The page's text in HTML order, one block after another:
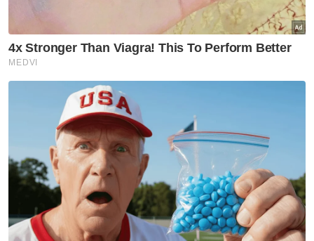
“Jika semuanya tenang, manis dan mudah, itu
bukanlah perjuangan untuk bangsa
namanya. Tetapi, itu perlumbaan mengejar
nama, pangkat dan kekayaan.